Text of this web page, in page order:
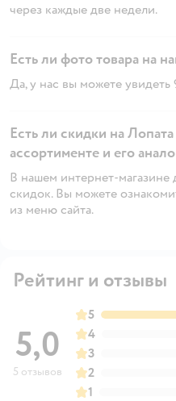
через каждые две недели.
Есть ли фото товара на
Да, у нас вы можете
Есть ли скидки на
ассортименте и его
В нашем интернет-магазине
скидок. Вы можете
из меню сайта.
Рейтинг и отзывы
5,0
5 отзывов
5
4
3
2
1